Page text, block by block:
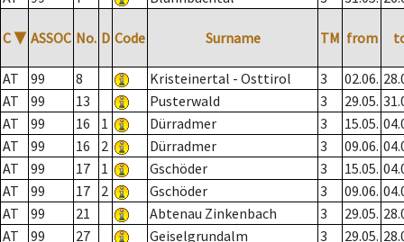
C ▼ ASSOC No. D Code Surname TM from
AT 99 8 Kristeinertal - Osttirol 3 02.06.
AT
99 13 Pusterwald 3 29.05.
AT
99 16 1 Dürradmer 3 15.05.
AT
99 16 2 Dürradmer 3 09.06.
AT
99 17 1 Gschöder 3 15.05.
AT
99 17 2 Gschöder 3 09.06.
AT
99 21 Abtenau Zinkenbach 3 29.05.
AT
99 27 Geiselgrundalm 3 29.05.